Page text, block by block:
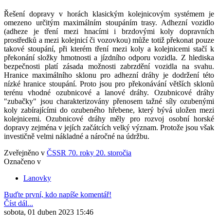
Řešení dopravy v horách klasickým kolejnicovým systémem je
omezeno určitým maximálním stoupáním trasy. Adhezní vozidlo
(adheze je tření mezi hnacími i brzdovými koly dopravních
prostředků a mezi kolejnicí či vozovkou) může totiž překonat pouze
takové stoupání, při kterém tření mezi koly a kolejnicemi stačí k
překonání složky hmotnosti a jízdního odporu vozidla. Z hlediska
bezpečnosti platí zásada možnosti zabrzdění vozidla na svahu.
Hranice maximálního sklonu pro adhezní dráhy je dodržení této
nízké hranice stoupání. Proto jsou pro překonávání větších sklonů
terénu vhodné ozubnicové a lanové dráhy. Ozubnicové dráhy
"zubačky" jsou charakterizovány přenosem tažné síly ozubenými
koly zabírajícími do ozubeného hřebene, který bývá uložen mezi
kolejnicemi. Ozubnicové dráhy měly pro rozvoj osobní horské
dopravy zejména v jejích začátcích velký význam. Protože jsou však
investičně velmi nákladné a náročné na údržbu.
Zveřejněno v ČSSR 70. roky 20. storočia
Označeno v
Lanovky
Buďte první, kdo napíše komentář!
Číst dál...
sobota, 01 duben 2023 15:46